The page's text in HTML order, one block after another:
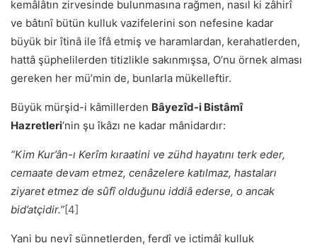
ke­mâlâtın zirvesinde bulunmasına rağmen, nasıl ki zâhirî
ve bâtınî bütün kulluk vazifelerini son nefesine kadar
büyük bir îtinâ ile îfâ etmiş ve haramlardan, kerahatlerden,
hattâ şüphelilerden titizlikle sakınmışsa, Oʼnu örnek alması
gereken her müʼmin de, bunlarla mükelleftir.
Büyük mürşid-i kâmillerden Bâyezîd-i Bistâmî
Hazretleriʼnin şu îkâzı ne kadar mânidardır:
“Kim Kur’ân-ı Kerîm kıraatini ve zühd hayatını terk eder,
cemaate devam etmez, cenâzelere katılmaz, hastaları
ziyaret etmez de sûfî olduğunu iddiâ ederse, o ancak
bid’atçidir.”[4]
Yani bu nevî sünnetlerden, ferdî ve ictimâî kulluk